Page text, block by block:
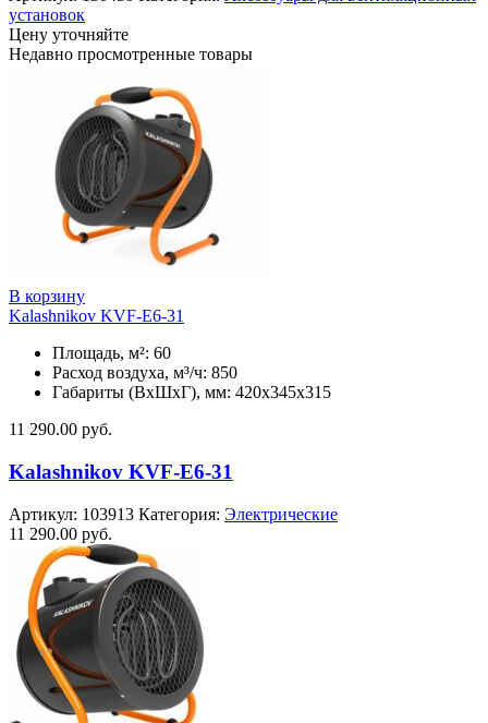
установок
Цену уточняйте
Недавно просмотренные товары
В корзину
Kalashnikov KVF-E6-31
Площадь, м²: 60
Расход воздуха, м³/ч: 850
Габариты (ВхШхГ), мм: 420x345x315
11 290.00 руб.
Kalashnikov KVF-E6-31
Артикул: 103913 Категория: Электрические
11 290.00 руб.